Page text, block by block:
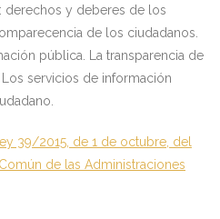
derechos y deberes de los
de los ciudadanos.
pública. La transparencia de
servicios de información
39/2015, de 1 de octubre, del
de las Administraciones